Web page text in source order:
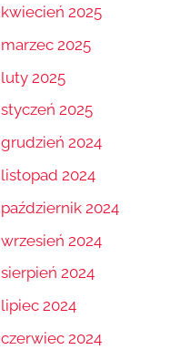
kwiecień 2025
marzec 2025
luty 2025
styczeń 2025
grudzień 2024
listopad 2024
październik 2024
wrzesień 2024
sierpień 2024
lipiec 2024
czerwiec 2024